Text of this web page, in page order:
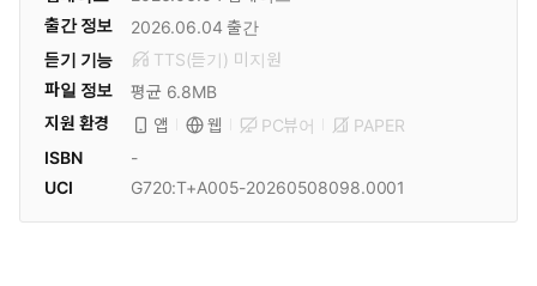
출간 정보
2026.06.04 출간
듣기 기능
TTS(듣기) 미 지원
파일 정보
평균 6.8MB
지원 환경
앱 웹 PC뷰어
PAPER
ISBN
-
UCI
G720:T+A005-20260508098.0001